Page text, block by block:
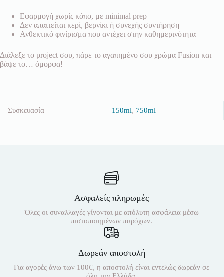
Εφαρμογή χωρίς κόπο, με minimal prep
Δεν απαιτείται κερί, βερνίκι ή συνεχής συντήρηση
Ανθεκτικό φινίρισμα που αντέχει στην καθημερινότητα
Διάλεξε το project σου, πάρε το αγαπημένο σου χρώμα Fusion και
βάψε το… όμορφα!
Συσκευασία 150ml, 750ml
Ασφαλείς πληρωμές
Όλες οι συναλλαγές γίνονται με απόλυτη ασφάλεια μέσω
πιστοποιημένων παρόχων.
Δωρεάν αποστολή
Για αγορές άνω των 100€, η αποστολή είναι εντελώς δωρεάν σε